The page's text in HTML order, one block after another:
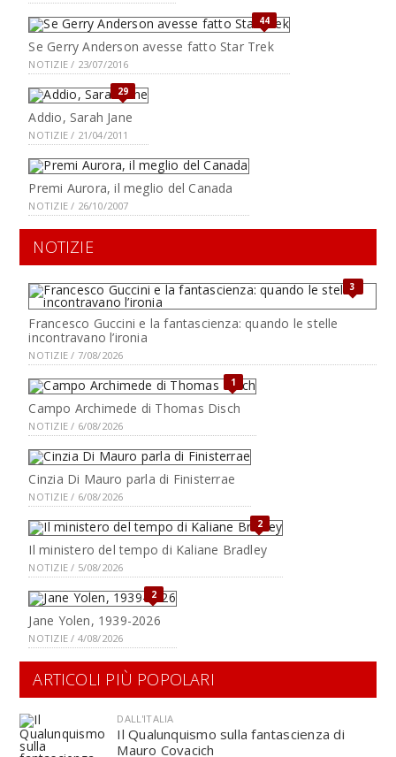
44
Se Gerry Anderson avesse fatto Star Trek
NOTIZIE / 23/07/2016
29
Addio, Sarah Jane
NOTIZIE / 21/04/2011
Premi Aurora, il meglio del Canada
NOTIZIE / 26/10/2007
NOTIZIE
3
Francesco Guccini e la fantascienza: quando le stelle
incontravano l’ironia
NOTIZIE / 7/08/2026
1
Campo Archimede di Thomas Disch
NOTIZIE / 6/08/2026
Cinzia Di Mauro parla di Finisterrae
NOTIZIE / 6/08/2026
2
Il ministero del tempo di Kaliane Bradley
NOTIZIE / 5/08/2026
2
Jane Yolen, 1939-2026
NOTIZIE / 4/08/2026
ARTICOLI PIÙ POPOLARI
DALL'ITALIA
Il Qualunquismo sulla fantascienza di
Mauro Covacich